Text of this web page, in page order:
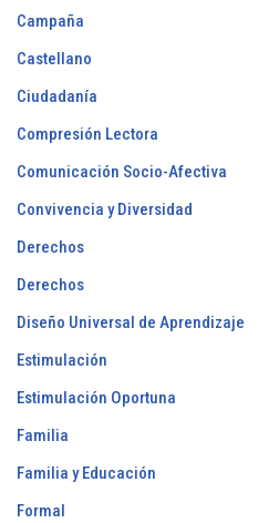
Campaña
Castellano
Ciudadanía
Compresión Lectora
Comunicación Socio-Afectiva
Convivencia y Diversidad
Derechos
Derechos
Diseño Universal de Aprendizaje
Estimulación
Estimulación Oportuna
Familia
Familia y Educación
Formal